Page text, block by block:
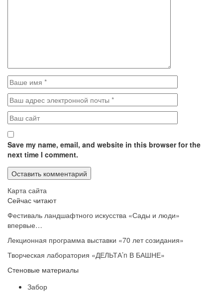
Save my name, email, and website in this browser for the
next time I comment.
Карта сайта
Сейчас читают
Фестиваль ландшафтного искусства «Сады и люди»
впервые…
Лекционная программа выставки «70 лет созидания»
Творческая лаборатория «ДЕЛЬТА’n В БАШНЕ»
Стеновые материалы
Забор